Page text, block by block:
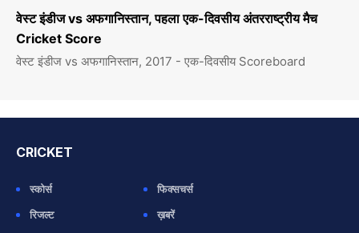
वेस्ट इंडीज vs अफगानिस्तान, पहला एक-दिवसीय अंतरराष्ट्रीय मैच
Cricket Score
वेस्ट इंडीज vs अफगानिस्तान, 2017 - एक-दिवसीय Scoreboard
CRICKET
स्कोर्स
फिक्सचर्स
रिजल्ट
ख़बरें